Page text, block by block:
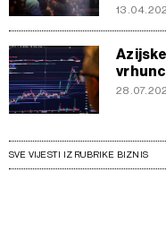
SVE VIJESTI IZ RUBRIKE BIZNIS